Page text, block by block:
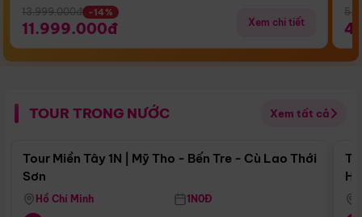
13.999.000đ -14%
11.999.000đ Xem chi tiết
TOUR TRONG NƯỚC Xem tất cả
Điểm nổi bật
Tour Miền Tây 1N | Mỹ Tho - Bến Tre - Cù Lao Thới
Sơn
Hồ Chí Minh 1N0Đ